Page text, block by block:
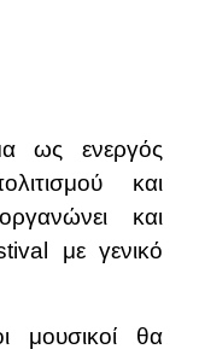
ως ενεργός
και
και
με γενικό
μουσικοί θα